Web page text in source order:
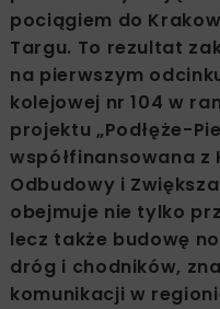
pociągiem do
Targu. To rezultat
na pierwszym
kolejowej nr 104 w
projektu „Podłęże-
współfinansowana z
Odbudowy i
obejmuje nie tylko
lecz także budowę
dróg i chodników,
komunikacji w